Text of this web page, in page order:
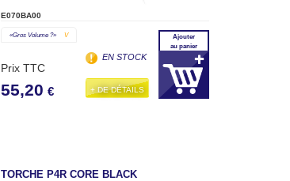
E070BA00
«gros Volume ?» V
Prix TTC
55,20 €
EN STOCK
+ DE DÉTAILS
Ajouter
au panier
TORCHE P4R CORE BLACK